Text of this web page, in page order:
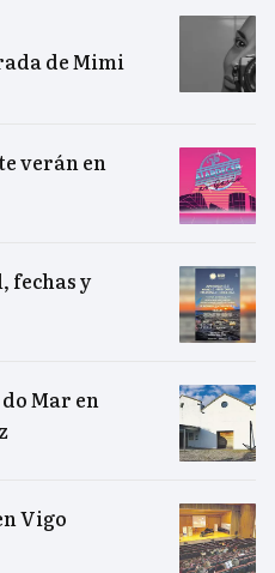
de Mimi
verán en
fechas y
Mar en
Vigo